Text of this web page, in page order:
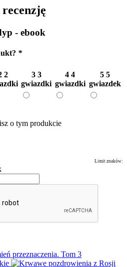
recenzję
- ebook
*
2
3 3
gwiazdki
4 4
gwiazdki
5 5
gwiazdek
o tym produkcie
Limit znaków: